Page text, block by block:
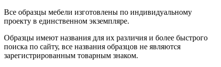
Все образцы мебели изготовлены по индивидуальному
проекту в единственном экземпляре.
Образцы имеют названия для их различия и более быстрого
поиска по сайту, все названия образцов не являются
зарегистрированным товарным знаком.